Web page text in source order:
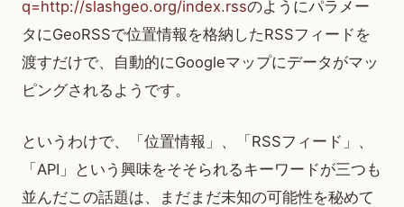
q=http://slashgeo.org/index.rssのようにパラメー
タにGeoRSSで位置情報を格納したRSSフィードを
渡すだけで、自動的にGoogleマップにデータがマッ
ピングされるようです。
というわけで、「位置情報」、「RSSフィード」、
「API」という興味をそそられるキーワードが三つも
並んだこの話題は、まだまだ未知の可能性を秘めて